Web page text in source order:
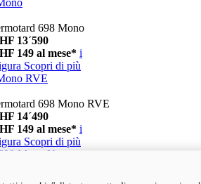
698 Mono
13´590
149 al mese* i
Scopri di più
RVE
698 Mono RVE
14´490
149 al mese* i
Scopri di più
698 Mono Nera
698 Mono Nera